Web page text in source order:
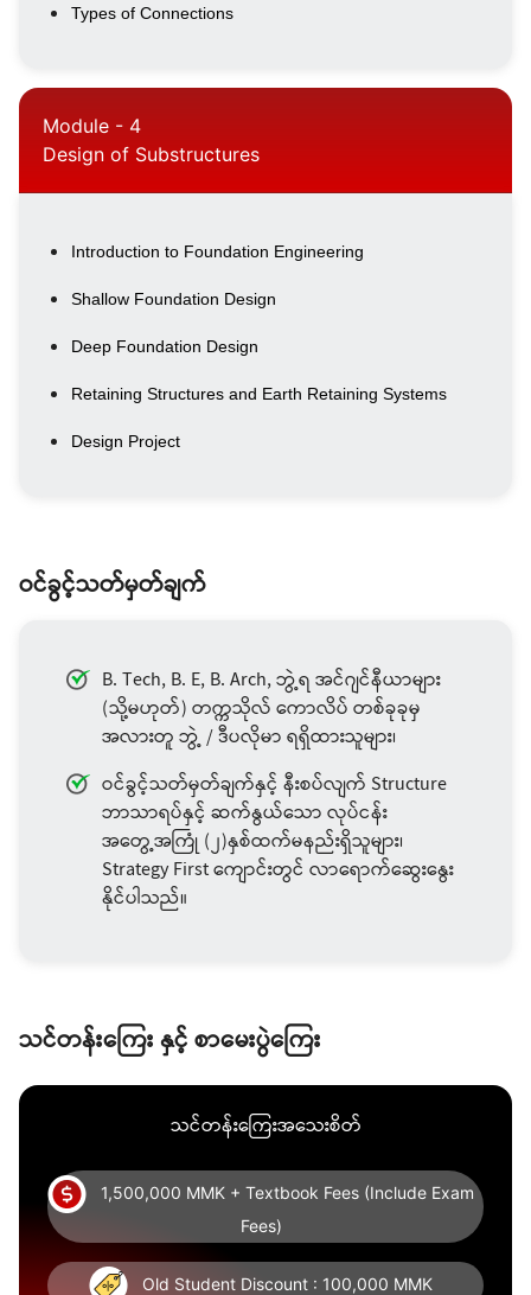
Types of Connections
Module - 4
Design of Substructures
Introduction to Foundation Engineering
Shallow Foundation Design
Deep Foundation Design
Retaining Structures and Earth Retaining Systems
Design Project
ဝင်ခွင့်သတ်မှတ်ချက်
B. Tech, B. E, B. Arch, ဘွဲ့ရ အင်ဂျင်နီယာများ
(သို့မဟုတ်) တက္ကသိုလ် ကောလိပ် တစ်ခုခုမှ
အလားတူ ဘွဲ့ / ဒီပလိုမာ ရရှိထားသူများ၊
ဝင်ခွင့်သတ်မှတ်ချက်နှင့် နီးစပ်လျက် Structure
ဘာသာရပ်နှင့် ဆက်နွယ်သော လုပ်ငန်း
အတွေ့အကြုံ (၂)နှစ်ထက်မနည်းရှိသူများ၊
Strategy First ကျောင်းတွင် လာရောက်ဆွေးနွေး
နိုင်ပါသည်။
သင်တန်းကြေး နှင့် စာမေးပွဲကြေး
သင်တန်းကြေးအသေးစိတ်
1,500,000 MMK + Textbook Fees (Include Exam
Fees)
Old Student Discount : 100,000 MMK